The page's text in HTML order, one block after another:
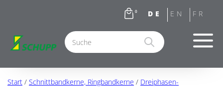
0
Start / Schnittbandkerne, Ringbandkerne / Dreiphasen-